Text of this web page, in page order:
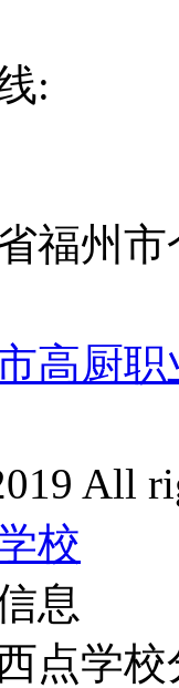
:
福州
高厨
All
校
息
点学